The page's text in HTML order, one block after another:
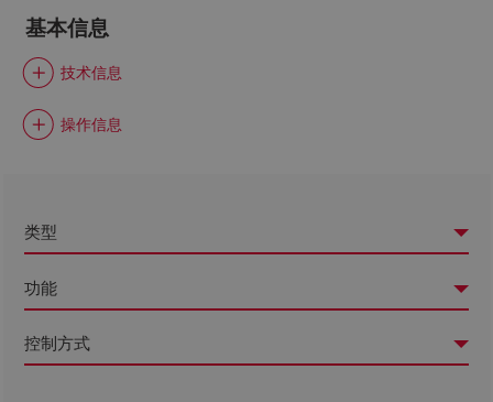
基本信息
技术信息
操作信息
类型
功能
控制方式